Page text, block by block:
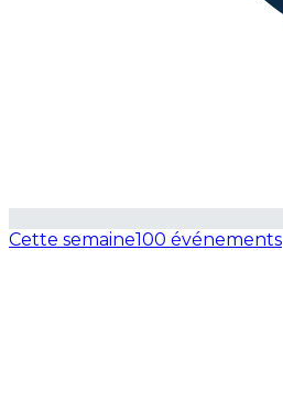
Cette semaine100 événements